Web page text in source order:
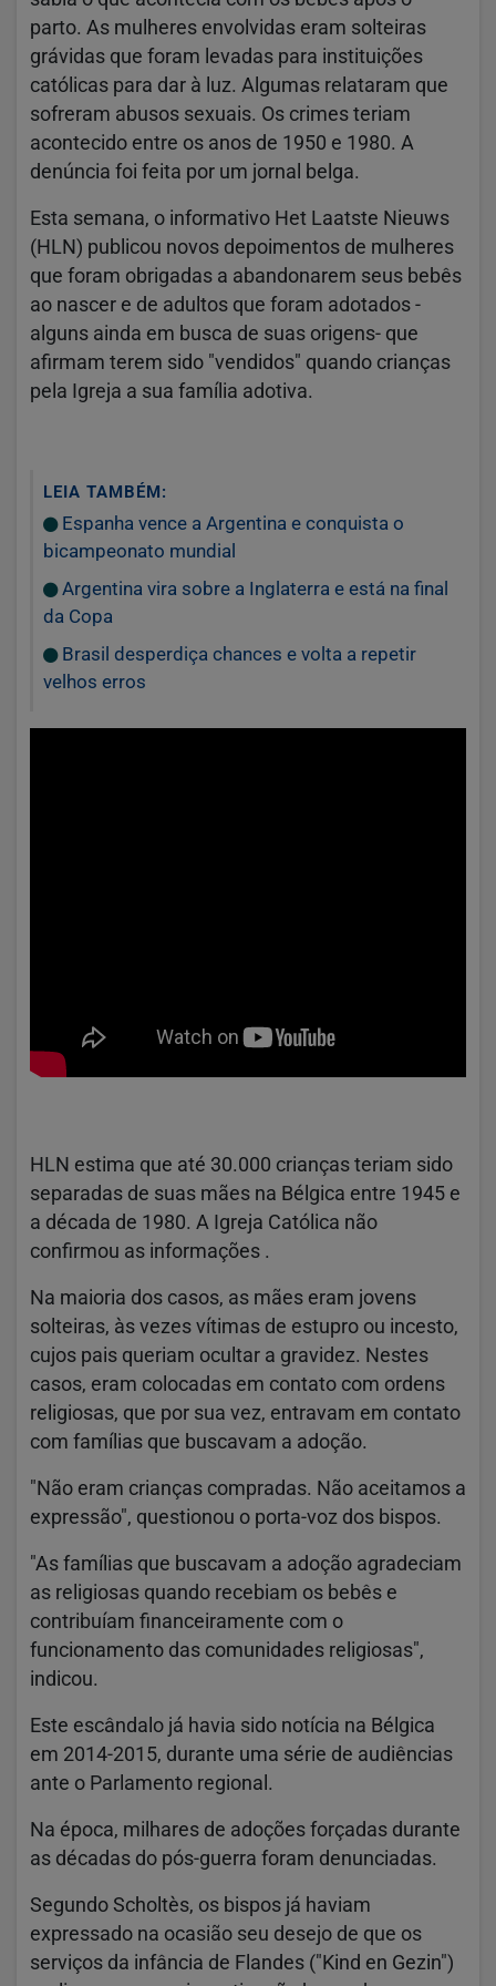
parto. As mulheres envolvidas eram solteiras
grávidas que foram levadas para instituições
católicas para dar à luz. Algumas relataram que
sofreram abusos sexuais. Os crimes teriam
acontecido entre os anos de 1950 e 1980. A
denúncia foi feita por um jornal belga.
Esta semana, o informativo Het Laatste Nieuws
(HLN) publicou novos depoimentos de mulheres
que foram obrigadas a abandonarem seus bebês
ao nascer e de adultos que foram adotados -
alguns ainda em busca de suas origens- que
afirmam terem sido "vendidos" quando crianças
pela Igreja a sua família adotiva.
LEIA TAMBÉM:
Espanha vence a Argentina e conquista o
bicampeonato mundial
Argentina vira sobre a Inglaterra e está na final
da Copa
Brasil desperdiça chances e volta a repetir
velhos erros
HLN estima que até 30.000 crianças teriam sido
separadas de suas mães na Bélgica entre 1945 e
a década de 1980. A Igreja Católica não
confirmou as informações .
Na maioria dos casos, as mães eram jovens
solteiras, às vezes vítimas de estupro ou incesto,
cujos pais queriam ocultar a gravidez. Nestes
casos, eram colocadas em contato com ordens
religiosas, que por sua vez, entravam em contato
com famílias que buscavam a adoção.
"Não eram crianças compradas. Não aceitamos a
expressão", questionou o porta-voz dos bispos.
"As famílias que buscavam a adoção agradeciam
as religiosas quando recebiam os bebês e
contribuíam financeiramente com o
funcionamento das comunidades religiosas",
indicou.
Este escândalo já havia sido notícia na Bélgica
em 2014-2015, durante uma série de audiências
ante o Parlamento regional.
Na época, milhares de adoções forçadas durante
as décadas do pós-guerra foram denunciadas.
Segundo Scholtès, os bispos já haviam
expressado na ocasião seu desejo de que os
serviços da infância de Flandes ("Kind en Gezin")